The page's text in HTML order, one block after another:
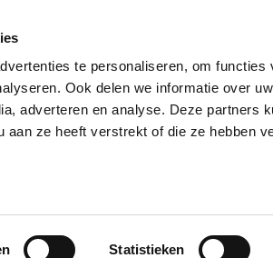
te personaliseren, om functies
Ook delen we informatie over
adverteren en analyse. Deze partners
aan ze heeft verstrekt of die ze hebben
Statistieken